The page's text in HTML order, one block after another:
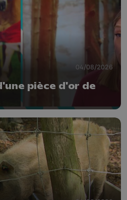
04/08/2026
pièce d'or de